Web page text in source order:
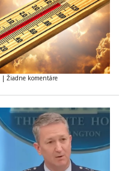
| Žiadne komentáre